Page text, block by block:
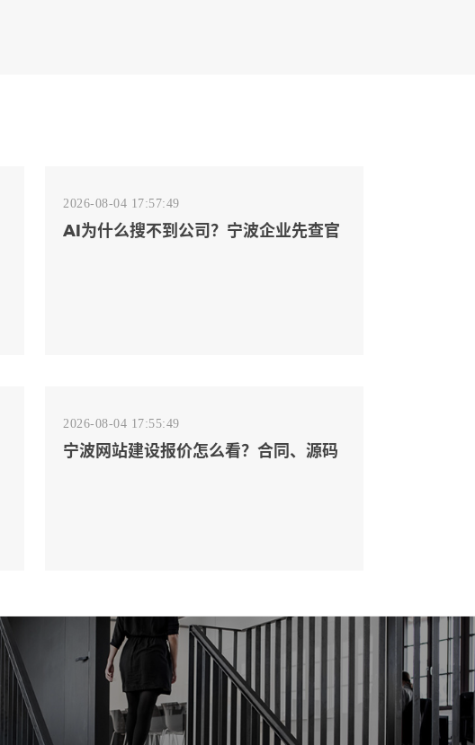
2026-08-04 17:57:49
AI为什么搜不到公司？宁波企业先查官
2026-08-04 17:55:49
宁波网站建设报价怎么看？合同、源码